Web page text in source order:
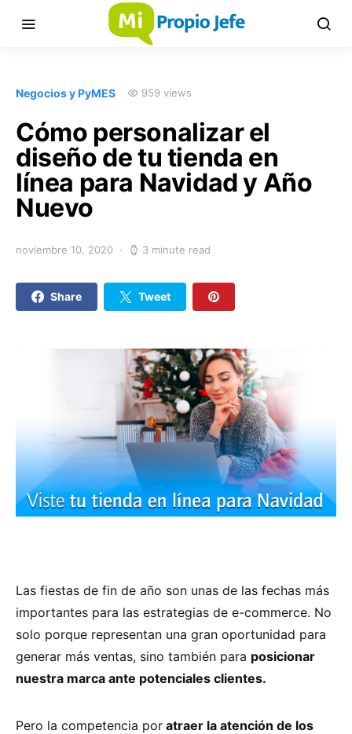
Negocios y PyMES 959 views
Cómo personalizar el
diseño de tu tienda en
línea para Navidad y Año
Nuevo
noviembre 10, 2020 3 minute read
Share Tweet
Las fiestas de fin de año son unas de las fechas más
importantes para las estrategias de e-commerce. No
solo porque representan una gran oportunidad para
generar más ventas, sino también para posicionar
nuestra marca ante potenciales clientes.
Pero la competencia por atraer la atención de los